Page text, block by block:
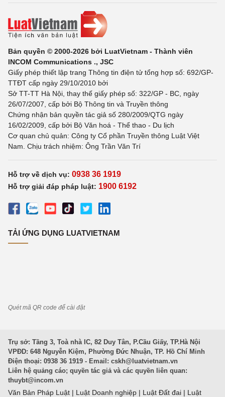
Bản quyền © 2000-2026 bởi LuatVietnam - Thành viên
INCOM Communications ., JSC
Giấy phép thiết lập trang Thông tin điện tử tổng hợp số: 692/GP-
TTĐT cấp ngày 29/10/2010 bởi
Sở TT-TT Hà Nội, thay thế giấy phép số: 322/GP - BC, ngày
26/07/2007, cấp bởi Bộ Thông tin và Truyền thông
Chứng nhận bản quyền tác giả số 280/2009/QTG ngày
16/02/2009, cấp bởi Bộ Văn hoá - Thể thao - Du lịch
Cơ quan chủ quản: Công ty Cổ phần Truyền thông Luật Việt
Nam. Chịu trách nhiệm: Ông Trần Văn Trí
Hỗ trợ về dịch vụ: 0938 36 1919
Hỗ trợ giải đáp pháp luật: 1900 6192
TẢI ỨNG DỤNG LUATVIETNAM
Quét mã QR code để cài đặt
Trụ sở: Tầng 3, Toà nhà IC, 82 Duy Tân, P.Cầu Giấy, TP.Hà Nội
VPĐD: 648 Nguyễn Kiệm, Phường Đức Nhuận, TP. Hồ Chí Minh
Điện thoại: 0938 36 1919 - Email: cskh@luatvietnam.vn
Liên hệ quảng cáo; quyền tác giả và các quyền liên quan:
thuybt@incom.vn
Văn Bản Pháp Luật | Luật Doanh nghiệp | Luật Đất đai | Luật